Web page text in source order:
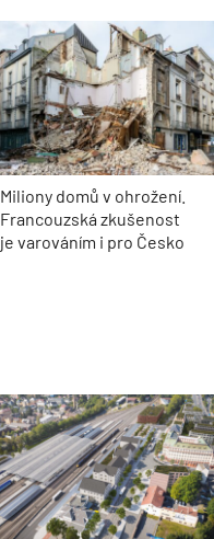
Miliony domů v ohrožení.
Francouzská zkušenost
je varováním i pro Česko